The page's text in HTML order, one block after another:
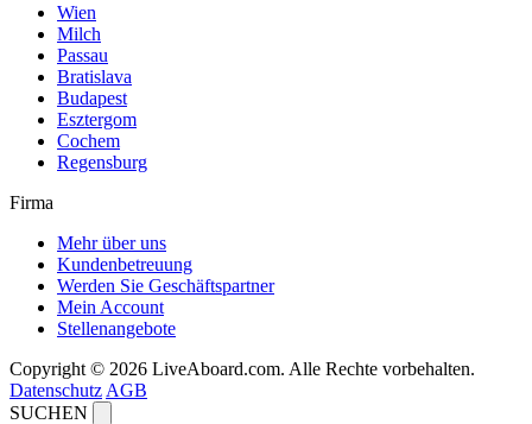
Wien
Milch
Passau
Bratislava
Budapest
Esztergom
Cochem
Regensburg
Firma
Mehr über uns
Kundenbetreuung
Werden Sie Geschäftspartner
Mein Account
Stellenangebote
Copyright © 2026 LiveAboard.com. Alle Rechte vorbehalten.
Datenschutz AGB
SUCHEN